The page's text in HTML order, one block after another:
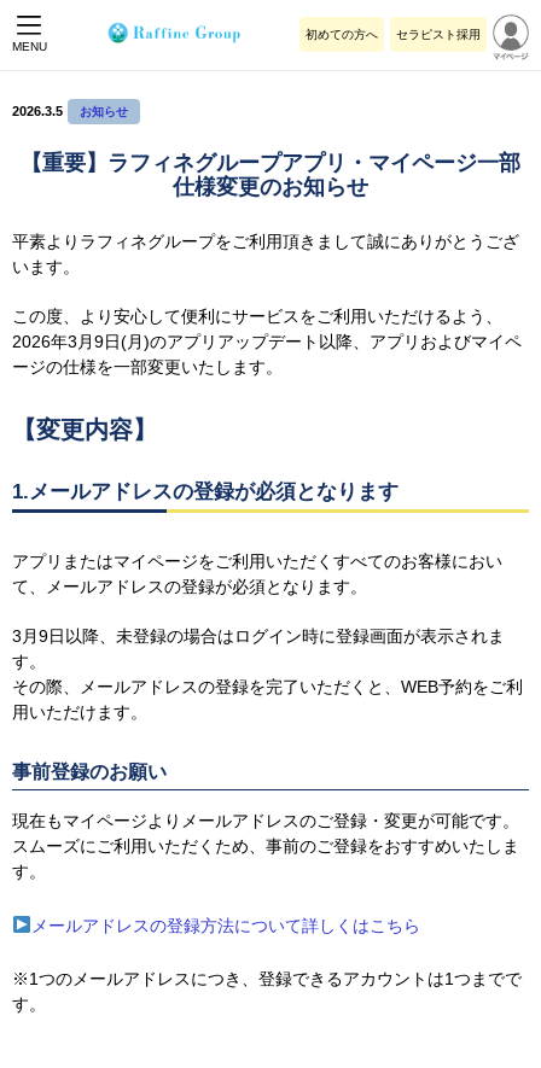
MENU
初めての方へ セラピスト採用
2026.3.5 お知らせ
【重要】ラフィネグループアプリ・マイページ一部
仕様変更のお知らせ
平素よりラフィネグループをご利用頂きまして誠にありがとうござ
います。
この度、より安心して便利にサービスをご利用いただけるよう、
2026年3月9日(月)のアプリアップデート以降、アプリおよびマイペ
ージの仕様を一部変更いたします。
【変更内容】
1.メールアドレスの登録が必須となります
アプリまたはマイページをご利用いただくすべてのお客様におい
て、
メールアドレスの登録が必須となります。
3月9日以降、未登録の場合はログイン時に登録画面が表示されま
す。
その際、メールアドレスの登録を完了いただくと、WEB予約をご利
用いただけます。
事前登録のお願い
現在もマイページよりメールアドレスのご登録・変更が可能です。
スムーズにご利用いただくため、事前のご登録をおすすめいたしま
す。
メールアドレスの登録方法について詳しくはこちら
※1つのメールアドレスにつき、登録できるアカウントは1つまでで
す。